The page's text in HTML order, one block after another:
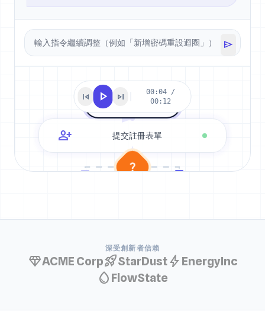
send
skip_previous play_arrow skip_next
00:04 /
00:12
開始：使用者輸入
person_add 提交註冊表單
question_mark
深受創新者信賴
diamondACME Corprocket_launchStarDustbolt EnergyInc
water_drop FlowState